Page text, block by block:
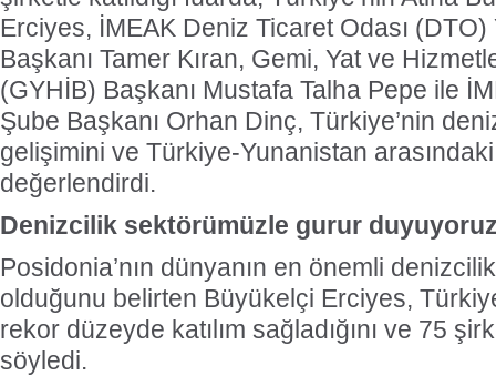
Erciyes, İMEAK Deniz Ticaret Odası
Başkanı Tamer Kıran, Gemi, Yat ve
(GYHİB) Başkanı Mustafa Talha Pepe ile
Şube Başkanı Orhan Dinç, Türkiye’nin
gelişimini ve Türkiye-Yunanistan
değerlendirdi.
Denizcilik sektörümüzle gurur
Posidonia’nın dünyanın en önemli
olduğunu belirten Büyükelçi Erciyes,
rekor düzeyde katılım sağladığını ve 75
söyledi.